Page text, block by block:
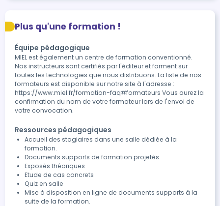
Plus qu'une formation !
Équipe pédagogique
MIEL est également un centre de formation conventionné.
Nos instructeurs sont certifiés par l'éditeur et forment sur
toutes les technologies que nous distribuons. La liste de nos
formateurs est disponible sur notre site à l'adresse :
https://www.miel.fr/formation-faq#formateurs Vous aurez la
confirmation du nom de votre formateur lors de l'envoi de
votre convocation.
Ressources pédagogiques
Accueil des stagiaires dans une salle dédiée à la
formation.
Documents supports de formation projetés.
Exposés théoriques
Etude de cas concrets
Quiz en salle
Mise à disposition en ligne de documents supports à la
suite de la formation.